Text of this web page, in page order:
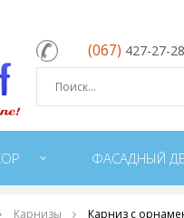
(067) 427-27-28
ФАСАДНЫЙ
Карнизы Карниз с